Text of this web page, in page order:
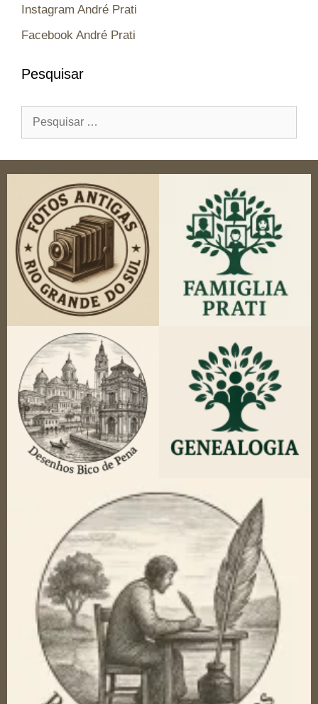
Instagram André Prati
Facebook André Prati
Pesquisar
Pesquisar
por: